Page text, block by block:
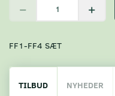
FF1-FF4 SÆT
TILBUD NYHEDER